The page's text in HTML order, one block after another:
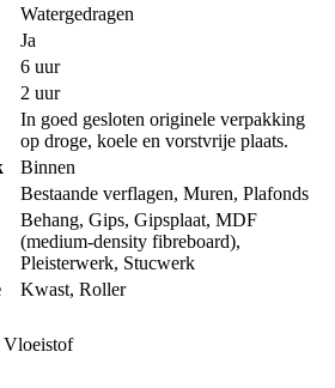
Watergedragen
Ja
6 uur
2 uur
In goed gesloten originele verpakking
op droge, koele en vorstvrije plaats.
Binnen
Bestaande verflagen, Muren, Plafonds
Behang, Gips, Gipsplaat, MDF
(medium-density fibreboard),
Pleisterwerk, Stucwerk
Kwast, Roller
Vloeistof